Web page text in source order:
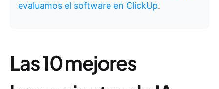
evaluamos el software en ClickUp.
Las 10 mejores